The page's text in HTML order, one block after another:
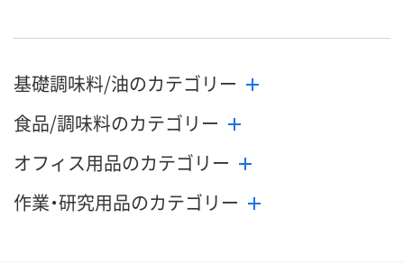
基礎調味料/油のカテゴリー
食品/調味料のカテゴリー
オフィス用品のカテゴリー
作業・研究用品のカテゴリー